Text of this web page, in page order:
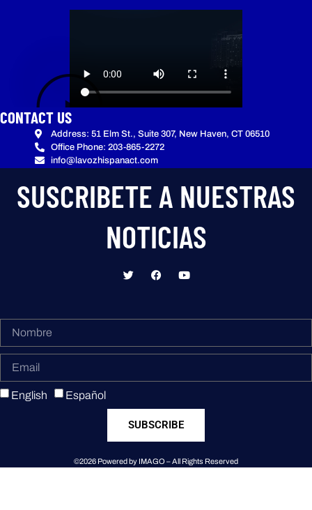
CONTACT US
Address: 51 Elm St., Suite 307, New Haven, CT 06510
Office Phone: 203-865-2272
info@lavozhispanact.com
SUSCRIBETE A NUESTRAS
NOTICIAS
English Español
SUBSCRIBE
©2026 Powered by IMAGO – All Rights Reserved